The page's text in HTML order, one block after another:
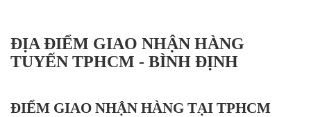
ĐỊA ĐIỂM GIAO NHẬN HÀNG
TUYẾN TPHCM - BÌNH ĐỊNH
ĐIỂM GIAO NHẬN HÀNG TẠI TPHCM